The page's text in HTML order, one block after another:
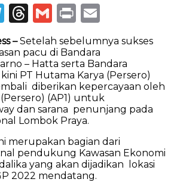
Telegram
Threads
Gmail
Print
–Setelah sebelumnya sukses
pacu di Bandara
– Hatta serta Bandara
PT Hutama Karya (Persero)
diberikan kepercayaan oleh
(AP1) untuk
dan sarana penunjang pada
Lombok Praya.
merupakan bagian dari
pendukung Kawasan Ekonomi
yang akan dijadikan lokasi
2022 mendatang.